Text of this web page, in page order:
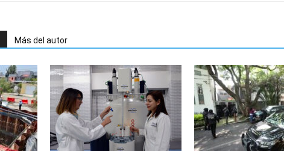
Más del autor